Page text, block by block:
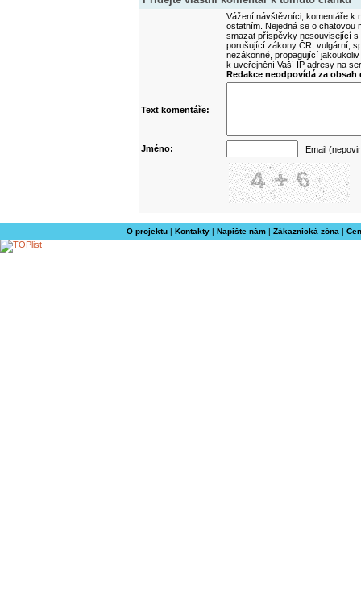
Vážení návštěvníci, komentáře k
ostatním. Nejedná se o
smazat příspěvky nesouvisející
porušující zákony ČR, vulgární,
nezákonné, propagující
k uveřejnění Vaší IP adresy na
Redakce neodpovídá za
Text komentáře:
Jméno: Email
O projektu| Kontakty| Napište nám| Zákaznická zóna |